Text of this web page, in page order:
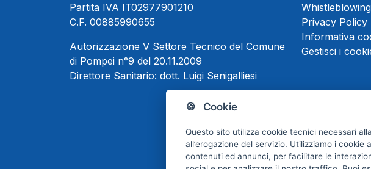
🍪 Cookie
Questo sito utilizza cookie tecnici necessari
all’erogazione del servizio. Utilizziamo i cookie
contenuti ed annunci, per facilitare le
Partita IVA IT02977901210
C.F. 00885990655
Autorizzazione V Settore Tecnico del Comune
di Pompei n°9 del 20.11.2009
Direttore Sanitario: dott. Luigi Senigalliesi
Whistleblowing
Privacy Policy
Informativa
Gestisci i